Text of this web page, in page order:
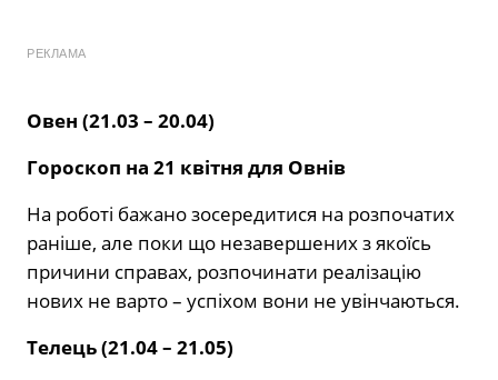
РЕКЛАМА
Овен (21.03 – 20.04)
Гороскоп на 21 квітня для Овнів
На роботі бажано зосередитися на розпочатих
раніше, але поки що незавершених з якоїсь
причини справах, розпочинати реалізацію
нових не варто – успіхом вони не увінчаються.
Телець (21.04 – 21.05)